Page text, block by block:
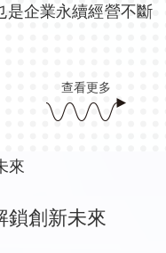
是企業永續經營不斷
查看更多
鎖創新未來